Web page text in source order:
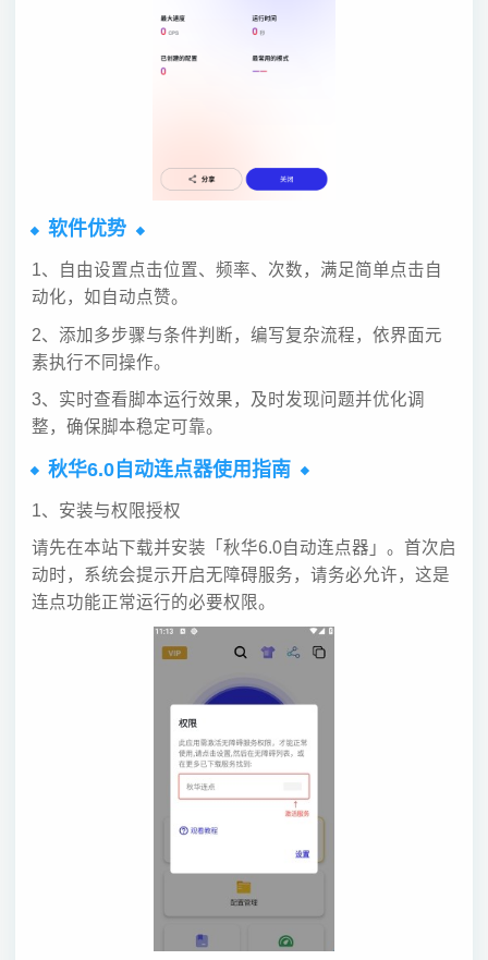
软件优势
1、自由设置点击位置、频率、次数，满足简单点击自
动化，如自动点赞。
2、添加多步骤与条件判断，编写复杂流程，依界面元
素执行不同操作。
3、实时查看脚本运行效果，及时发现问题并优化调
整，确保脚本稳定可靠。
秋华6.0自动连点器使用指南
1、安装与权限授权
请先在本站下载并安装「秋华6.0自动连点器」。首次启
动时，系统会提示开启无障碍服务，请务必允许，这是
连点功能正常运行的必要权限。